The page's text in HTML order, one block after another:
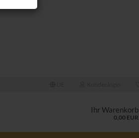
Ihr Warenkorb
0,00 EUR